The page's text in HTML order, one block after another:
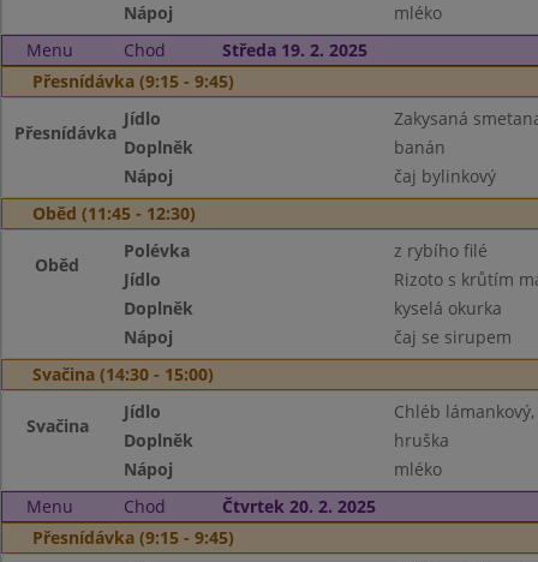
Nápoj
mléko
Menu
Chod
Středa 19. 2. 2025
Přesnídávka (9:15 - 9:45)
Přesnídávka
Jídlo
Zakysaná
Doplněk
banán
Nápoj
čaj bylinkový
Oběd (11:45 - 12:30)
Oběd
Polévka
z rybího filé
Jídlo
Rizoto s krůtím
Doplněk
kyselá okurka
Nápoj
čaj se sirupem
Svačina (14:30 - 15:00)
Svačina
Jídlo
Chléb
Doplněk
hruška
Nápoj
mléko
Menu
Chod
Čtvrtek 20. 2. 2025
Přesnídávka (9:15 - 9:45)